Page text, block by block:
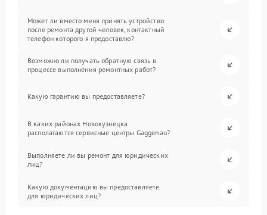
Может ли вместо меня принять устройство
после ремонта другой человек, контактный
телефон которого я предоставлю?
Возможно ли получать обратную связь в
процессе выполнения ремонтных работ?
Какую гарантию вы предоставляете?
В каких районах Новокузнецка
располагаются сервисные центры Gaggenau?
Выполняете ли вы ремонт для юридических
лиц?
Какую документацию вы предоставляете
для юридических лиц?